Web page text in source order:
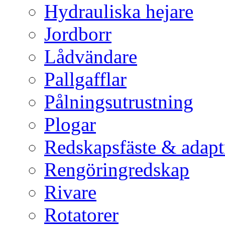
Hydrauliska hejare
Jordborr
Lådvändare
Pallgafflar
Pålningsutrustning
Plogar
Redskapsfäste &
Rengöringredskap
Rivare
Rotatorer